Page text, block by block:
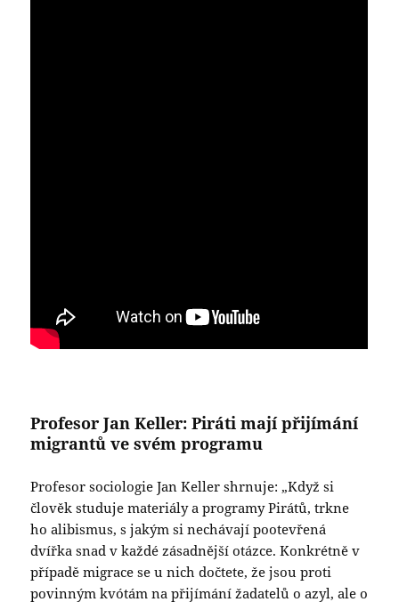
Profesor Jan Keller: Piráti mají přijímání
migrantů ve svém programu
Profesor sociologie Jan Keller shrnuje: „Když si
člověk studuje materiály a programy Pirátů, trkne
ho alibismus, s jakým si nechávají pootevřená
dvířka snad v každé zásadnější otázce. Konkrétně v
případě migrace se u nich dočtete, že jsou proti
povinným kvótám na přijímání žadatelů o azyl, ale o